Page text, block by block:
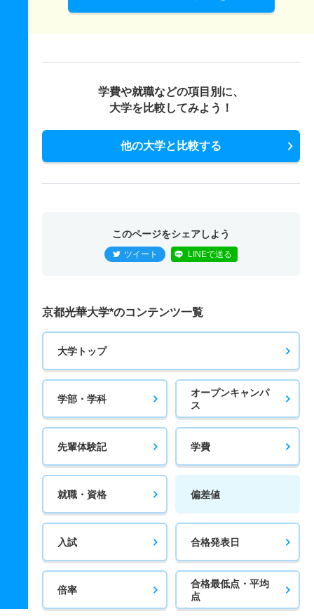
学費や就職などの項目別に、
大学を比較してみよう！
他の大学と比較する
このページをシェアしよう
ツイート LINEで送る
京都光華大学*のコンテンツ一覧
大学トップ
学部・学科
オープンキャンパ
ス
先輩体験記 学費
就職・資格 偏差値
入試 合格発表日
倍率
合格最低点・平均
点